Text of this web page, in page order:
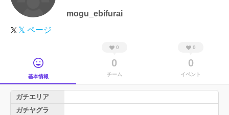
mogu_ebifurai
𝕏 ページ
基本情報
0
0
チーム
0
0
イベント
ガチエリア
ガチヤグラ